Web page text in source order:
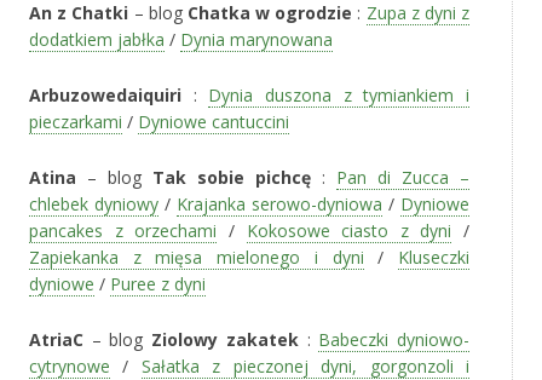
An z Chatki – blog Chatka w ogrodzie : Zupa z dyni z
dodatkiem jabłka / Dynia marynowana
Arbuzowedaiquiri : Dynia duszona z tymiankiem i
pieczarkami / Dyniowe cantuccini
Atina – blog Tak sobie pichcę : Pan di Zucca –
chlebek dyniowy / Krajanka serowo-dyniowa / Dyniowe
pancakes z orzechami / Kokosowe ciasto z dyni /
Zapiekanka z mięsa mielonego i dyni / Kluseczki
dyniowe / Puree z dyni
AtriaC – blog Ziolowy zakatek: Babeczki dyniowo-
cytrynowe / Sałatka z pieczonej dyni, gorgonzoli i